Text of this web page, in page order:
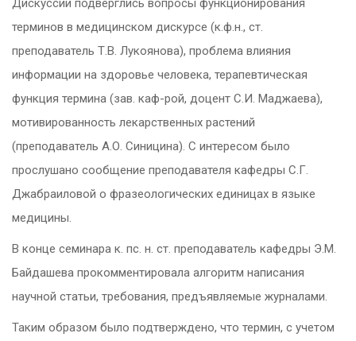
терминов в медицинском дискурсе (к.ф.н., ст.
преподаватель Т.В. Лукоянова), проблема влияния
информации на здоровье человека, терапевтическая
функция термина (зав. каф-рой, доцент С.И. Маджаева),
мотивированность лекарственных растений
(преподаватель А.О. Синицина). С интересом было
прослушано сообщение преподавателя кафедры С.Г.
Джабраиловой о фразеологических единицах в языке
медицины.
В конце семинара к. пс. н. ст. преподаватель кафедры Э.М.
Байдашева прокомментировала алгоритм написания
научной статьи, требования, предъявляемые журналами.
Таким образом было подтверждено, что термин, с учетом